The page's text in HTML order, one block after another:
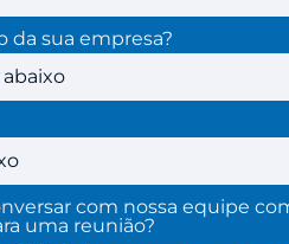
da sua empresa?
com nossa equipe
uma reunião?